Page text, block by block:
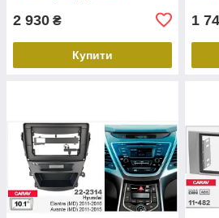
2 930 ₴
Купити
1